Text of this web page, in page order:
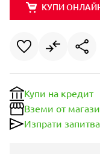
КУПИ
Купи на кредит
Вземи от
Изпрати